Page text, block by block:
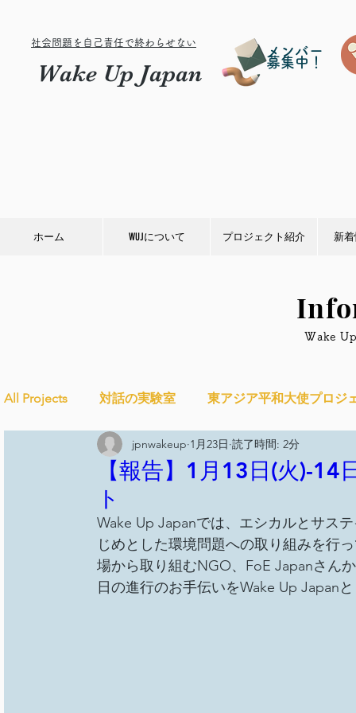
社会問題を自己責任で終わらせない
Wake Up Japan
メンバー
募集中！
ホーム WUJについて プロジェクト紹介 新
​Wake
All Projects 対話の実験室 東アジア平和大使プロジ
Ethical＆Sustainably シティズンシップ啓発出前授
YouthCan CHANGE 社会を変
セルフケアプロジェクト 教材開発 SDGカフ
【報告】1月13日(火)-
ト
jpnwakeup 1月23日 読了時間: 2分
Wake Up Japanでは、エシカルとサス
じめとした環境問題への取り組みを行
場から取り組むNGO、FoE Japanさん
日の進行のお手伝いをWake Up Japan